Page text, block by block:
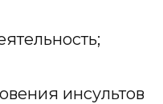
инсультов